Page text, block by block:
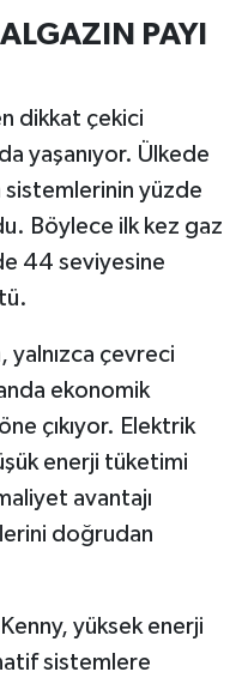
PAYI
dikkat çekici
yaşanıyor. Ülkede
sistemlerinin yüzde
Böylece ilk kez gaz
44 seviyesine
yalnızca çevreci
ekonomik
çıkıyor. Elektrik
enerji tüketimi
avantajı
doğrudan
yüksek enerji
sistemlere